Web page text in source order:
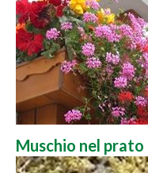
Muschio nel prato